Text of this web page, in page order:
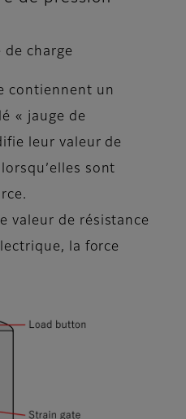
de charge
contiennent un
« jauge de
leur valeur de
sont
valeur de résistance
la force